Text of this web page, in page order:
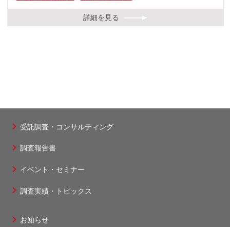
詳細を見る
ッ
タ
1
受託調査・コンサルティング
調査報告書
イベント・セミナー
調査実績・トピックス
お知らせ